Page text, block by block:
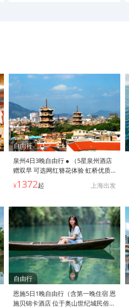
自由行
泉州4日3晚自由行 ● （5星泉州酒店
赠双早 可选网红簪花体验 虹桥优质
航班 近N家网红美食店）
¥1372起 上海出发
自由行
恩施5日1晚自由行（含第一晚住宿 恩
施贝锦卡酒店 位于奥山世纪城民俗街